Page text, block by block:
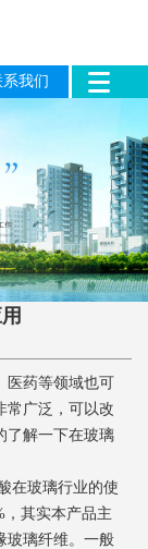
系我们
药等领域也可
常广泛，可以改
了解一下在玻璃
玻璃行业的使
，其实本产品主
玻璃纤维。一般